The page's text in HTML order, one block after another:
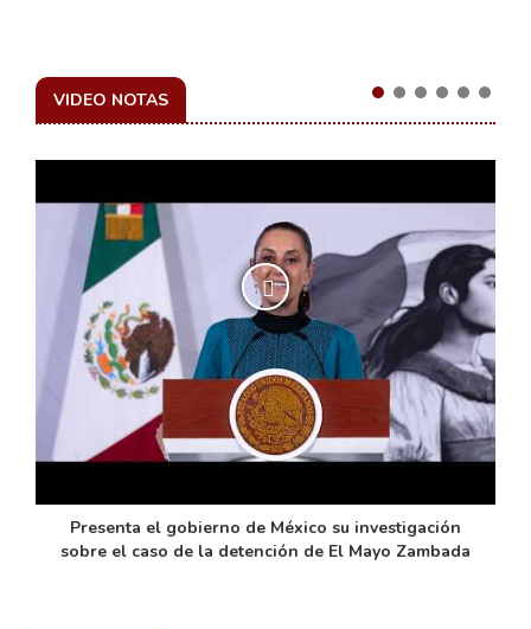
VIDEO NOTAS
Presenta el gobierno de México su investigación
sobre el caso de la detención de El Mayo Zambada